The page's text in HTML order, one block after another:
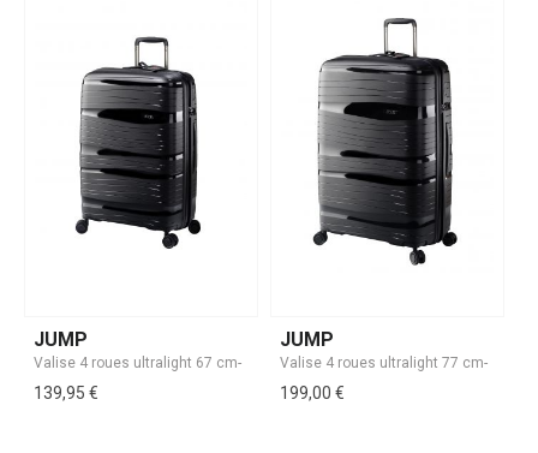
JUMP
139,95 €
JUMP
199,00 €